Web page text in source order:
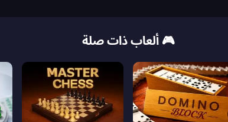
🎮 ألعاب ذات صلة